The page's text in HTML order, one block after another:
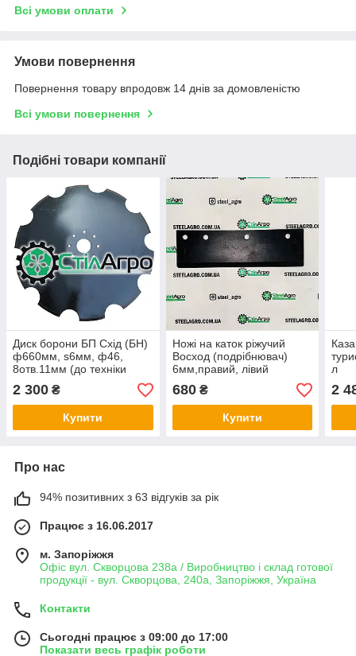
Всі умови оплати
Умови повернення
Повернення товару впродовж 14 днів за домовленістю
Всі умови повернення
Подібні товари компанії
Диск борони БП Схід (БН)
ф660мм, ѕ6мм, ф46,
8отв.11мм (до техніки
"Восход" "ТД Корсунь")
2 300 ₴
Купити
Ножі на каток ріжучий
Восход (подрібнювач)
6мм,правий, лівий
К-6М,К-8М,К-10М броністаль.
680₴
Купити
л
2
Про нас
94% позитивних з 63 відгуків за рік
Працює з 16.06.2017
м. Запоріжжя
Офіс вул. Скворцова 238а / Виробництво і склад готової
продукції - вул. Скворцова, 240а, Запоріжжя, Україна
Контакти
Сьогодні працює з 09:00 до 17:00
Показати весь графік роботи